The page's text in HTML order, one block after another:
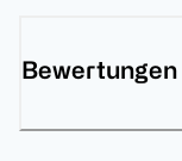
Bewertungen